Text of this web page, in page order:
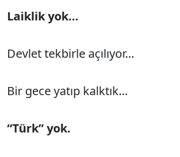
Laiklik yok…
Devlet tekbirle açılıyor…
Bir gece yatıp kalktık…
“Türk” yok.